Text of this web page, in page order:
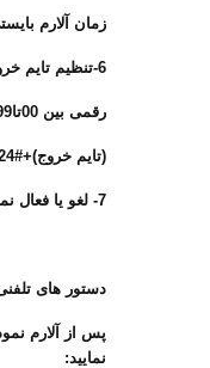
زمان آلارم بایستی بصورت دو رقمی تعریف شود و
6-تنظیم تایم خروج: (تایم پیش فرض 0می باشد)
رقمی بین 00تا99ثانیه قابل انتخاب است. عدد را بصورت دو رقمی وارد نمایید. در تایم خروج دستگاه بیب بیب می کند.
(تایم خروج)+#24
7- لغو یا فعال نمودن هشدار قطع تلفن
غیرفعال
دستور های
نمایید: